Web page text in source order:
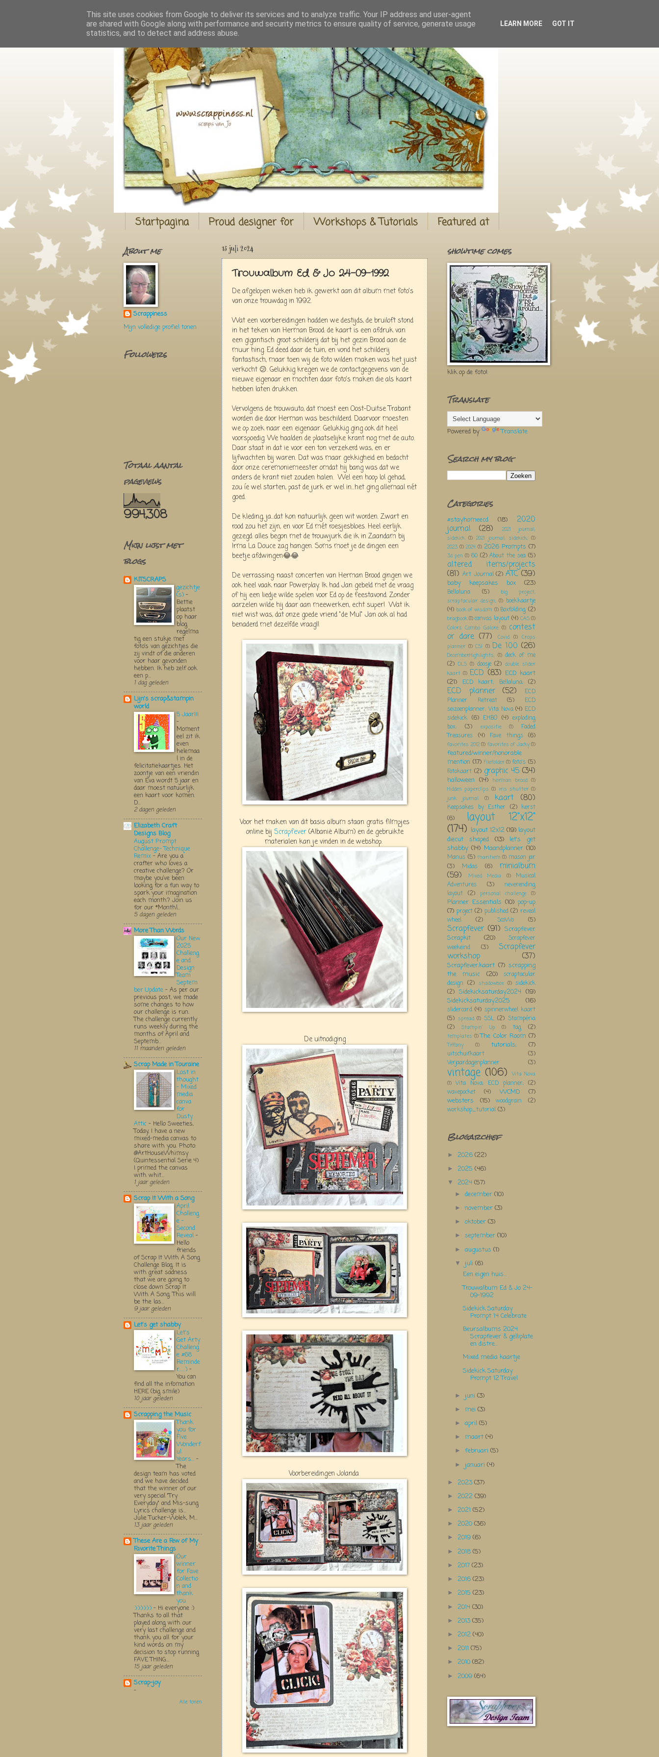
Startpagina Proud designer for Workshops & Tutorials Featured at
13 juli 2024
Trouwalbum Ed & Jo 24-09-1992
De afgelopen weken heb ik gewerkt aan dit album met foto's
van onze trouwdag in 1992.
Wat een voorbereidingen hadden we destijds, de bruiloft stond
in het teken van Herman Brood: de kaart is een afdruk van
een gigantisch groot schilderij dat bij het gezin Brood aan de
muur hing. Ed deed daar de tuin, en vond het schilderij
fantastisch, maar toen wij de foto wilden maken was het juist
verkocht 😕. Gelukkig kregen we de contactgegevens van de
nieuwe eigenaar en mochten daar foto's maken die als kaart
hebben laten drukken.
Vervolgens de trouwauto, dat moest een Oost-Duitse Trabant
worden die door Herman was beschilderd. Daarvoor moesten
we op zoek naar een eigenaar. Gelukkig ging ook dit heel
voorspoedig. We haalden de plaatselijke krant nog met de auto.
Daar staat in dat ie voor een ton verzekerd was, en er
lijfwachten bij waren. Dat was maar gekkigheid en bedacht
door onze ceremoniemeester omdat hij bang was dat we
anders de krant niet zouden halen. Wel een hoop lol gehad,
zou íe wel starten, past de jurk er wel in...het ging allemaal nét
goed.
De kleding, ja...dat kon natuurlijk geen wit worden. Zwart en
rood zou het zijn, en voor Ed mét roesjesbloes. Heel eerlijk
gezegd: alles begon met de trouwjurk die ik in Zaandam bij
Irma La Douce zag hangen. Soms moet je de dingen een
beetje afdwingen😂😂
De verrassing: naast concerten van Herman Brood gingen we
ook heel vaak naar Powerplay. Ik had Jan gebeld met de vraag
of hij een liedje wilde spelen voor Ed op de feestavond. Zonder
aarzelen wilde hij daar aan meewerken, echt super! Wat ik
niet wist was, dat onze goede vriend "de Mul" Jan ook al had
benaderd met dezelfde vraag!!
Voor het maken van dit basis album staan gratis filmpjes
online bij Scrapfever(Albanië Album) en de gebruikte
materialen kan je vinden in de webshop.
De uitnodiging
Voorbereidingen Jolanda
About me
Scrappiness
Mijn volledige profiel tonen
Followers
Totaal aantal
pageviews
994,308
Mijn lijst met
blogs
KITSCRAPS
gezichtje
(s) -
Bettie
plaatst
op haar
blog
regelma
tig een stukje met
foto’s van gezichtjes die
zij vindt of die anderen
voor haar gevonden
hebben. Ik heb zelf ook
een p...
1 dag geleden
Lijn's scrap&stampin
world
5 Jaar!!!
-
Moment
eel zit ik
even
helemaa
l in de
felicitatiekaartjes. Het
zoontje van een vriendin
van Eva wordt 5 jaar en
daar moest natuurlijk
een kaart voor komen.
D...
2 dagen geleden
Elizabeth Craft
Designs Blog
August Prompt
Challenge- Technique
Remix - Are you a
crafter who loves a
creative challenge? Or
maybe you’ve been
looking for a fun way to
spark your imagination
each month? Join us
for our *Monthl...
5 dagen geleden
More Than Words
Our New
2025
Challeng
e and
Design
Team
Septem
ber Update - As per our
previous post, we made
some changes to how
our challenge is run.
The challenge currently
runs weekly during the
months of April and
Septemb...
11 maanden geleden
Scrap Made in Touraine
Lost in
thought
- Mixed
media
canva
for
Dusty
Attic - Hello Sweeties,
Today, I have a new
mixed-media canvas to
share with you. Photo:
@ArtHouseWhimsy
(Quintessential Serie 4)
I primed the canvas
with whit...
1 jaar geleden
Scrap It With a Song
April
Challeng
e -
Second
Reveal -
Hello
friends
of Scrap It With A Song
Challenge Blog. It is
with great sadness
that we are going to
close down Scrap It
With A Song. This will
be the las...
9 jaar geleden
Let's get shabby
Let's
Get Arty
Challeng
e #68
Reminde
r.....:) -
You can
find all the infomation
HERE (big smile)
10 jaar geleden
Scrapping the Music
Thank
you for
Five
Wonderf
ul
Years... -
The
design team has voted
and we have decided
that the winner of our
very special "Try
Everyday" and Mis-sung
Lyrics challenge is...
Julie Tucker-Wolek, M...
13 jaar geleden
These Are a Few of My
Favorite Things
Our
winner
for Fave
Collectio
n and
thank
you
:):):):):):) - Hi everyone :)
Thanks to all that
played along with our
very last challenge and
thank you all for your
kind words on my
decision to stop running
FAVE THING...
15 jaar geleden
Scrap-joy
-
Alle tonen
showtime comes
klik op de foto!
Translate
Powered by Translate
Search my blog
Categories
#stayhomeecd (18) 2020
journal (28)
2021 journal;
sidekick (1) 2021 journal; sidekick; (1)
2023 (1) 2024 (1) 2026 Prompts (7)
3d pen (1) 60 (2) About the sea (5)
altered items/projects
(81) Art Journal (2) ATC (39)
baby keepsakes box (23)
Bellaluna (5)
big project;
scraptacular design; (1) boekkaartje
(4) book of wisdom (1) Boxfolding (2)
bragbook(1)canvas layout (4) CAS(1)
Colors Combo Galore (1) contest
or dare (77) Covid (1) Crops
planner (1) CSI (1) De 100 (26)
DecemberHighlights; (1) deck of me
(2) DLS (1) doosje (2) double slider
kaart (1) ECD (83) ECD kaart
(21)
ECD kaart; Bellaluna; (2)
ECD planner (52)
ECD
Planner Retreat
(5)
ECD
seizoenplanner; Vita Nova (4) ECD
sidekick (6) EHBO (4) exploding
box;
(3) expositie (1)
Faded
Treasures
(4) Fave things (6)
favorites 2012 (1) favorites of Jacky (1)
featured/winner/honorable
mention (17) Filefolder (1) foto's (5)
Fotokaart (2) graphic 45 (34)
halloween (14) herman brood (1)
Hidden paperclips (1) iris shutter (1)
junk journal
(1) kaart (80)
Keepsakes by Esther (2) kerst
(6)
layout 12"x12"
(174) layout 12x12 (19) layout
diecut shaped
(13)
let's get
shabby (14) Maandplanner (10)
Manus (5) maritiem (1) mason jar
(3)
Midas (6) minialbum
(59) Mixed Media (1)
Musical
Adventures
(3)
neverending
layout (2) personal challenge (1)
Planner Essentials (10) pop-up
(7) project (2) published (2) reveal
wheel
(2) ScoWo (5)
Scrapfever (91) Scrapfever
Scrapkit
(20)
Scrapfever
weekeind
(3) Scrapfever
workshop (37)
Scrapfever;kaart (7) scrapping
the music
(20)
scraptacular
design (2) shadowbox (1) sidekick
(2) Sidekicksaturday2024 (19)
Sidekicksaturday2025
(16)
slidercard (4) spinnerwheel kaart
(5) spread (1) SSL (2) Stampéria
(2)
Stampin' Up (1) tag (2)
templates (1) The Color Room (7)
Tiffany (1) tutorials; (7)
uitschuifkaart
(3)
Verjaardagenplanner
(3)
vintage (106)
Vita Nova
(1) Vita Nova; ECD planner; (2)
wavepocket
(4) WCMD
(7)
websters
(15) woodgrain
(2)
workshop_tutorial (3)
Blogarchief
► 2026 (22)
► 2025 (46)
▼ 2024 (57)
►december(10)
►november(3)
►oktober(3)
►september(10)
►augustus(1)
▼ juli(6)
Een eigen huis...
Trouwalbum Ed & Jo 24-
09-1992
Sidekick Saturday
Prompt 14 Celebrate
Beursalbums 2024
Scrapfever & gelliplate
en distre...
Mixed media kaartje
Sidekick Saturday
Prompt 12 Travel
► juni(3)
► mei(3)
►april(5)
► maart(4)
►februari(5)
► januari(4)
► 2023 (37)
► 2022 (39)
► 2021 (52)
► 2020 (36)
► 2019 (6)
► 2018 (5)
► 2017 (23)
► 2016 (23)
► 2015 (23)
► 2014 (30)
► 2013 (35)
► 2012 (40)
► 2011 (75)
► 2010 (82)
► 2009 (64)
This site uses cookies from Google to deliver its services and to analyze traffic. Your IP address and user-agent
are shared with Google along with performance and security metrics to ensure quality of service, generate usage
statistics, and to detect and address abuse.
LEARN MORE GOT IT